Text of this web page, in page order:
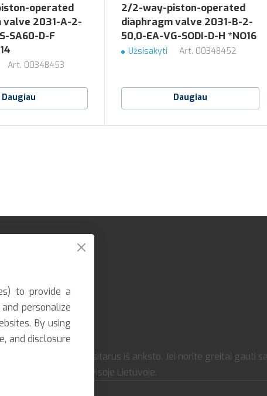
operated
valve 2031-A-2-
SA60-D-F
Art. 00348453
Daugiau
2/2-way-piston-operated
diaphragm valve 2031-B-2-
50,0-EA-VG-SODI-D-H *NO16
Užsisakyti Art. 00348452
Daugiau
galimybė susitarus iš anksto. Jei norite greitai gauti
Pristatome visoje Lietuvoje.
to provide a
personalize
By using
and disclosure